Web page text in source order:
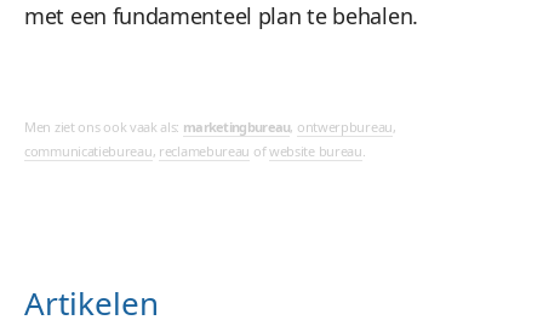
met een fundamenteel plan te behalen.
Men ziet ons ook vaak als: marketingbureau, ontwerpbureau,
communicatiebureau, reclamebureau ofwebsite bureau.
Artikelen